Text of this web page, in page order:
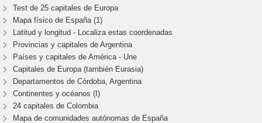
Test de 25 capitales de Europa
Mapa físico de España (1)
Latitud y longitud - Localiza estas coordenadas
Provincias y capitales de Argentina
Países y capitales de América - Une
Capitales de Europa (también Eurasia)
Departamentos de Córdoba, Argentina
Continentes y océanos (I)
24 capitales de Colombia
Mapa de comunidades autónomas de España